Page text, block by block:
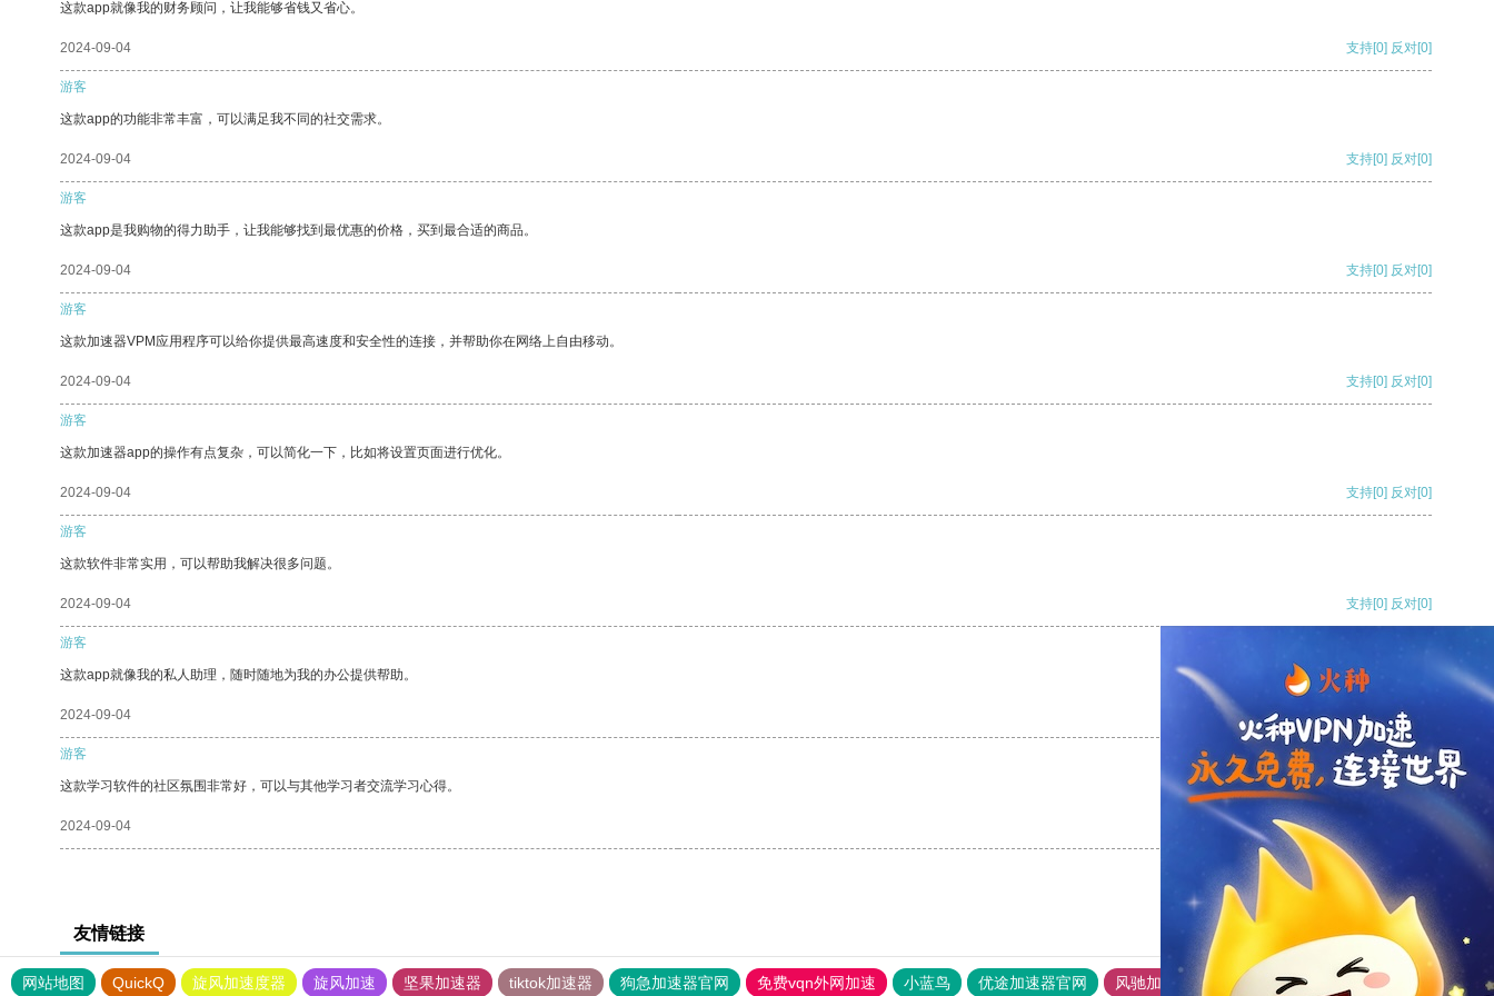
这款app就像我的财务顾问，让我能够省钱又省心。
2024-09-04 支持[0] 反对[0]
游客
这款app的功能非常丰富，可以满足我不同的社交需求。
2024-09-04 支持[0] 反对[0]
游客
这款app是我购物的得力助手，让我能够找到最优惠的价格，买到最合适的商品。
2024-09-04 支持[0] 反对[0]
游客
这款加速器VPM应用程序可以给你提供最高速度和安全性的连接，并帮助你在网络上自由移动。
2024-09-04 支持[0] 反对[0]
游客
这款加速器app的操作有点复杂，可以简化一下，比如将设置页面进行优化。
2024-09-04 支持[0] 反对[0]
游客
这款软件非常实用，可以帮助我解决很多问题。
2024-09-04 支持[0] 反对[0]
游客
这款app就像我的私人助理，随时随地为我的办公提供帮助。
2024-09-04 支持 反对
游客
这款学习软件的社区氛围非常好，可以与其他学习者交流学习心得。
2024-09-04 [0]
友情链接
网站地图 QuickQ 旋风加速度器 旋风加速 坚果加速器 tiktok加速器 狗急加速器官网 免费vqn外网加速 小蓝鸟 优途加速器官网 风驰加速器 旋风加速器